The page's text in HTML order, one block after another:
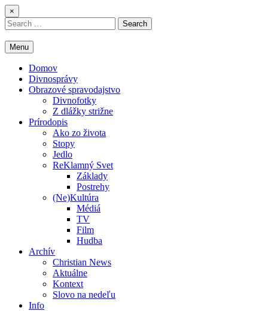
Skip
to
content
×
Search
for:
Menu
Domov
Divnosprávy
Obrazové spravodajstvo
Divnofotky
Z dlážky strižne
Prírodopis
Ako zo života
Stopy
Jedlo
ReKlamný Svet
Základy
Postrehy
(Ne)Kultúra
Médiá
TV
Film
Hudba
Archív
Christian News
Aktuálne
Kontext
Slovo na nedeľu
Info